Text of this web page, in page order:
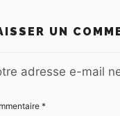
UN
adresse e-mail
*